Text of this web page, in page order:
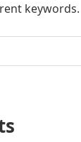
keywords.